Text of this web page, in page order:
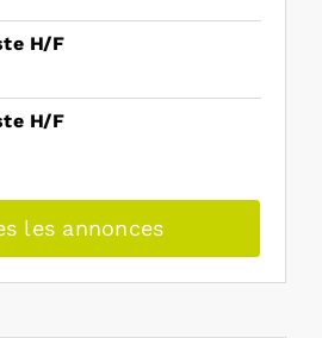
H/F
H/F
les annonces